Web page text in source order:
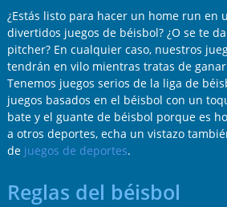
¿Estás listo para hacer un home run en
divertidos juegos de béisbol? ¿O se te
pitcher? En cualquier caso, nuestros
tendrán en vilo mientras tratas de
Tenemos juegos serios de la liga de
juegos basados en el béisbol con un
bate y el guante de béisbol porque es
a otros deportes, echa un vistazo
de juegos de deportes.
Reglas del béisbol